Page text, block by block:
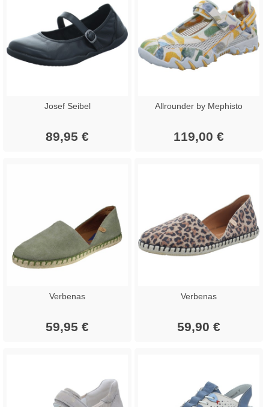
Josef Seibel
89,95 €
Allrounder by Mephisto
119,00 €
Verbenas
59,95 €
Verbenas
59,90 €